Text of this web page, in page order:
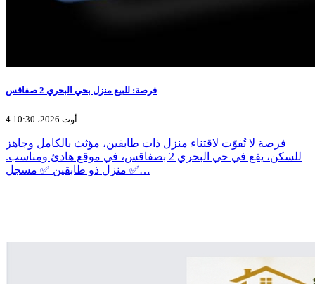
فرصة: للبيع منزل بحي البحري 2 صفاقس
4 أوت 2026، 10:30
فرصة لا تُفوّت لاقتناء منزل ذات طابقين، مؤثث بالكامل وجاهز
للسكن، يقع في حي البحري 2 بصفاقس، في موقع هادئ ومناسب.
✅ منزل ذو طابقين ✅ مسجل…